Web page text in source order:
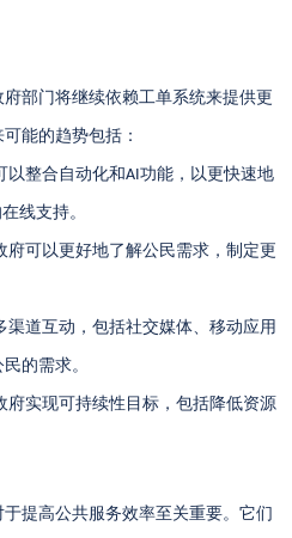
部门将继续依赖工单系统来提供更
能的趋势包括：
以整合自动化和AI功能，以更快速地
线支持。
府可以更好地了解公民需求，制定更
渠道互动，包括社交媒体、移动应用
的需求。
府实现可持续性目标，包括降低资源
提高公共服务效率至关重要。它们